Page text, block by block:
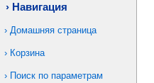
Навигация
Домашняя страница
Корзина
Поиск по параметрам